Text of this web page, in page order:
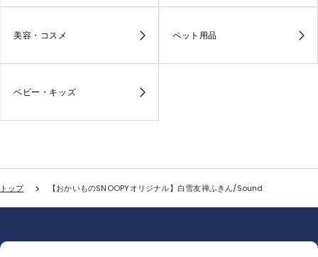
美容・コスメ ペット用品
ベビー・キッズ
トップ 【おかいものSNOOPYオリジナル】白雪友禅ふきん/Sound